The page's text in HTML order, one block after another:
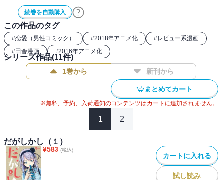
続巻を自動購入
この作品のタグ
#恋愛（男性コミック） #2018年アニメ化 #レビュー系漫画
#田舎漫画 #2016年アニメ化
シリーズ作品(11件)
1巻から 新刊から
まとめてカート
※無料、予約、入荷通知のコンテンツはカートに追加されません。
1 2
だがしかし（１）
¥583 (税込)
カートに入れる
試し読み